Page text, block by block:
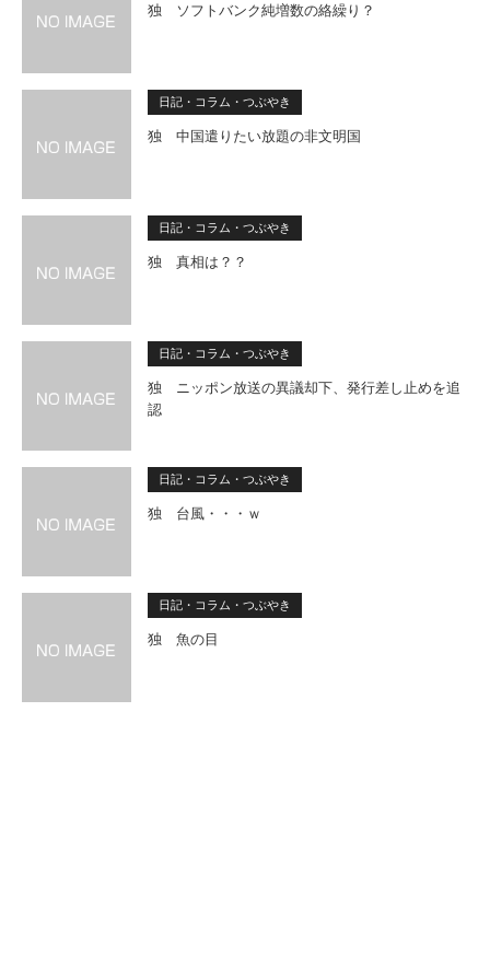
独 ソフトバンク純増数の絡繰り？
日記・コラム・つぶやき
独 中国遣りたい放題の非文明国
日記・コラム・つぶやき
独 真相は？？
日記・コラム・つぶやき
独 ニッポン放送の異議却下、発行差し止めを追
認
日記・コラム・つぶやき
独 台風・・・ｗ
日記・コラム・つぶやき
独 魚の目